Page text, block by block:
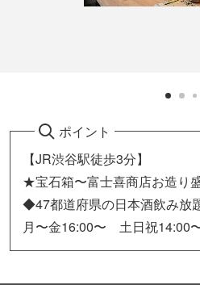
ポイント
【JR渋谷駅徒歩3分】
★宝石箱〜富士喜商店お造り
◆47都道府県の日本酒飲み放
月〜金16:00〜 土日祝14:00